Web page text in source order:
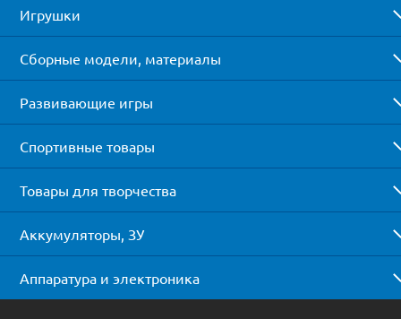
Игрушки
Сборные модели, материалы
Развивающие игры
Спортивные товары
Товары для творчества
Аккумуляторы, ЗУ
Аппаратура и электроника